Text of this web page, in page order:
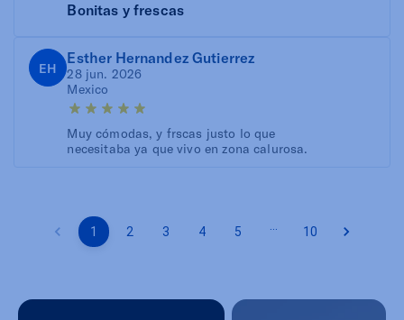
Bonitas y frescas
EH
Esther Hernandez Gutierrez
28 jun. 2026
Mexico
Muy cómodas, y frscas justo lo que
necesitaba ya que vivo en zona calurosa.
1 2 3 4 5 10